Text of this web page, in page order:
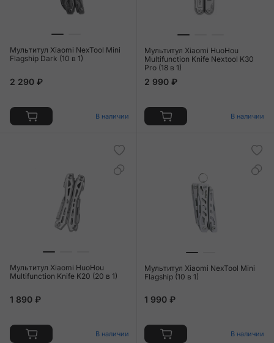
Мультитул Xiaomi NexTool Mini
Flagship Dark (10 в 1)
2 290 ₽
В наличии
Мультитул Xiaomi HuoHou
Multifunction Knife Nextool K30
Pro (18 в 1)
2 990 ₽
В наличии
Мультитул Xiaomi HuoHou
Multifunction Knife K20 (20 в 1)
1 890 ₽
В наличии
Мультитул Xiaomi NexTool Mini
Flagship (10 в 1)
1 990 ₽
В наличии